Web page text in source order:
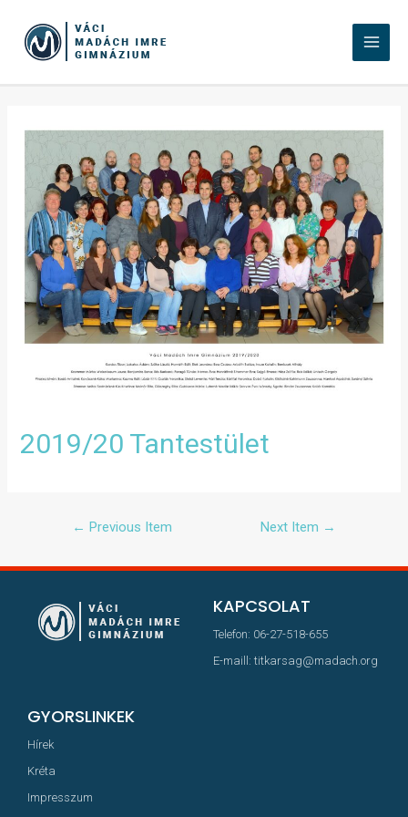
2019/20 Tantestület
← Previous Item Next Item →
KAPCSOLAT
Telefon: 06-27-518-655
E-maill: titkarsag@madach.org
GYORSLINKEK
Hírek
Kréta
Impresszum